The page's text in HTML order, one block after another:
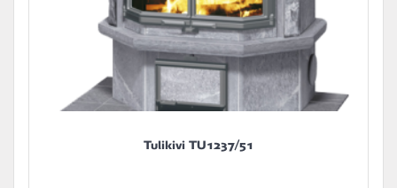
Tulikivi TU1237/51